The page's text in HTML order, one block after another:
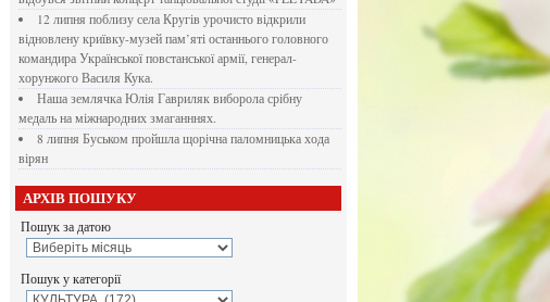
12 липня поблизу села Кругів урочисто відкрили
відновлену криївку-музей пам’яті останнього головного
командира Української повстанської армії, генерал-
хорунжого Василя Кука.
Наша землячка Юлія Гавриляк виборола срібну
медаль на міжнародних змаганннях.
8 липня Буськом пройшла щорічна паломницька хода
вірян
АРХІВ ПОШУКУ
Пошук за датою
Пошук у категорії